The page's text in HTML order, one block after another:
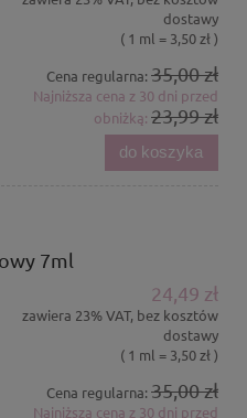
dostawy
( 1 ml = 3,50 zł )
Cena regularna: 35,00 zł
Najniższa cena z 30 dni przed
obniżką: 23,99 zł
do koszyka
7ml
24,49 zł
zawiera 23% VAT, bez kosztów
dostawy
( 1 ml = 3,50 zł )
Cena regularna: 35,00 zł
Najniższa cena z 30 dni przed